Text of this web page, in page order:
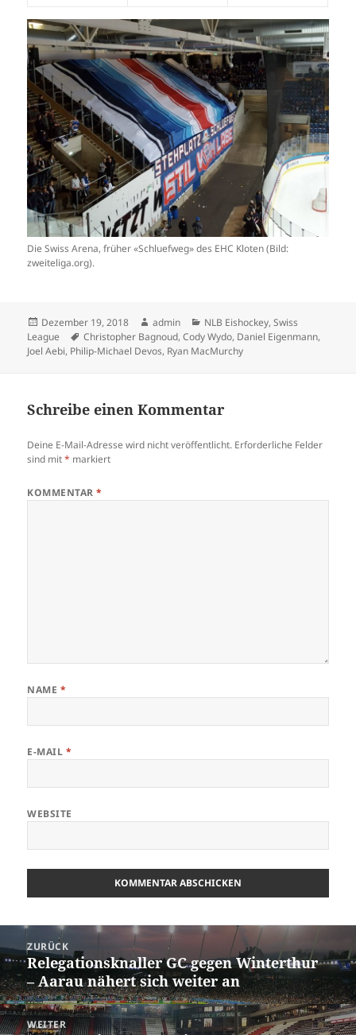
Die Swiss Arena, früher «Schluefweg» des EHC Kloten (Bild:
zweiteliga.org).
Veröffentlicht
am
Dezember 19, 2018 Autor
admin Kategorien
NLB Eishockey,Swiss
League
Schlagwörter
Christopher Bagnoud,Cody Wydo, Daniel Eigenmann,
Joel Aebi, Philip-Michael Devos, Ryan MacMurchy
Schreibe einen Kommentar
Deine E-Mail-Adresse wird nicht veröffentlicht. Erforderliche Felder
sind mit* markiert
KOMMENTAR*
NAME *
E-MAIL *
WEBSITE
Beitrags-
Navigation
ZURÜCK
Vorheriger
Beitrag:
Relegationsknaller GC gegen Winterthur
– Aarau nähert sich weiter an
WEITER